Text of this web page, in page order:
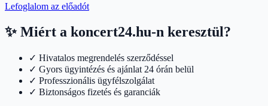
Lefoglalom az előadót
✨ Miért a koncert24.hu-n keresztül?
✓ Hivatalos megrendelés szerződéssel
✓ Gyors ügyintézés és ajánlat 24 órán belül
✓ Professzionális ügyfélszolgálat
✓ Biztonságos fizetés és garanciák